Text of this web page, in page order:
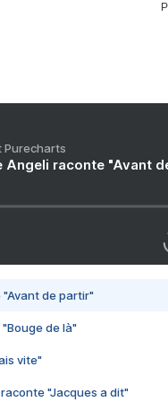
Purecharts
Angeli raconte "Avant
"Avant de partir"
"Bouge de là"
vite"
"Jacques a dit"